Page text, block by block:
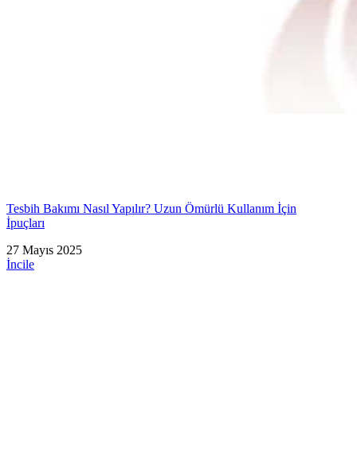
Tesbih Bakımı Nasıl Yapılır? Uzun Ömürlü Kullanım İçin
İpuçları
27 Mayıs 2025
İncile